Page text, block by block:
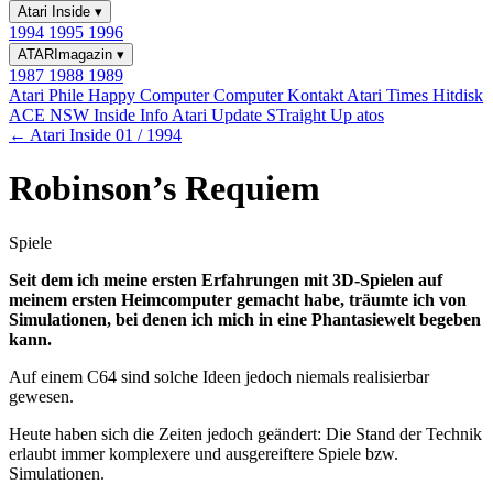
Atari Inside ▾
1994 1995 1996
ATARImagazin ▾
1987 1988 1989
Atari Phile Happy ComputerComputer Kontakt Atari Times Hitdisk
ACE NSW Inside Info Atari Update STraight Up atos
← Atari Inside 01 / 1994
Robinson’s Requiem
Spiele
Seit dem ich meine ersten Erfahrungen mit 3D-Spielen auf
meinem ersten Heimcomputer gemacht habe, träumte ich von
Simulationen, bei denen ich mich in eine Phantasiewelt begeben
kann.
Auf einem C64 sind solche Ideen jedoch niemals realisierbar
gewesen.
Heute haben sich die Zeiten jedoch geändert: Die Stand der Technik
erlaubt immer komplexere und ausgereiftere Spiele bzw.
Simulationen.